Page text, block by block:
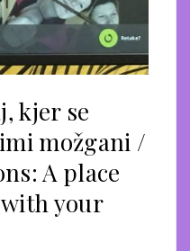
kjer se
možgani /
A place
your